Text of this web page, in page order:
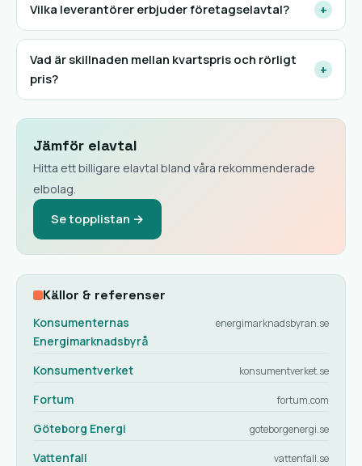
Vilka leverantörer erbjuder företagselavtal? +
Vad är skillnaden mellan kvartspris och rörligt
pris?
+
Jämför elavtal
Hitta ett billigare elavtal bland våra rekommenderade
elbolag.
Se topplistan →
Källor & referenser
Konsumenternas
Energimarknadsbyrå
energimarknadsbyran.se
Konsumentverket konsumentverket.se
Fortum fortum.com
Göteborg Energi goteborgenergi.se
Vattenfall vattenfall.se